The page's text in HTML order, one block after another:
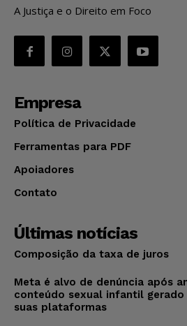
A Justiça e o Direito em Foco
Empresa
Política de Privacidade
Ferramentas para PDF
Apoiadores
Contato
Últimas notícias
Composição da taxa de juros
Meta é alvo de denúncia após
conteúdo sexual infantil gerado
suas plataformas